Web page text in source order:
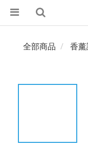
全部商品 香